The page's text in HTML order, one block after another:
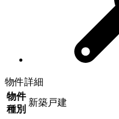
物件詳細
物件
種別
新築戸建